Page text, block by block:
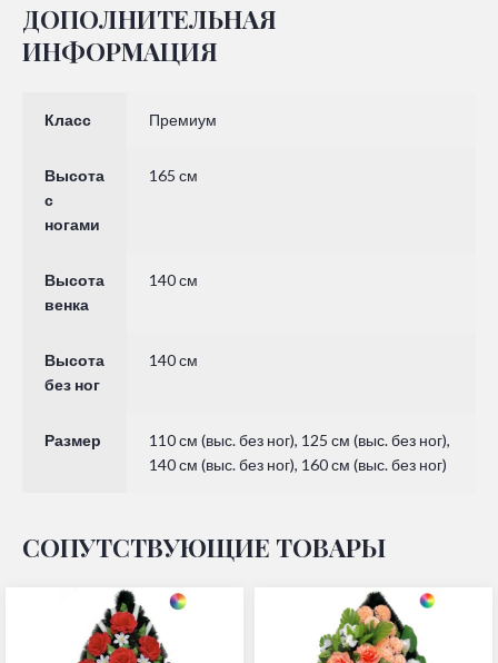
ДОПОЛНИТЕЛЬНАЯ
ИНФОРМАЦИЯ
Класс Премиум
Высота
с
ногами
165 см
Высота
венка
140 см
Высота
без ног
140 см
Размер
110 см (выс. без ног), 125 см (выс. без ног),
140 см (выс. без ног), 160 см (выс. без ног)
СОПУТСТВУЮЩИЕ ТОВАРЫ